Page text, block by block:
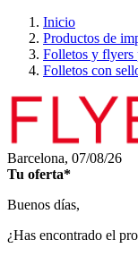
Inicio
Productos de
Folletos y flyers
Folletos con
Barcelona, 07/08/26
Tu oferta*
Buenos días,
¿Has encontrado el